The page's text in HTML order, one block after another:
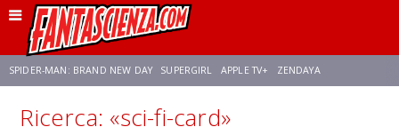
SPIDER-MAN: BRAND NEW DAY SUPERGIRL APPLE TV+ ZENDAYA
FRANCO RICCIARDIELLO AVENGERS: DOOMSDAY
Ricerca: «sci-fi-card»